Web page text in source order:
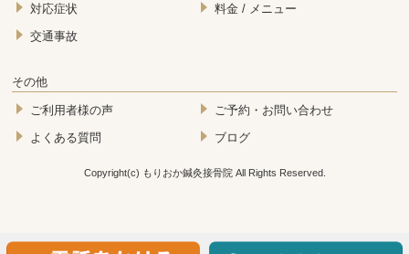
対応症状
料金 / メニュー
交通事故
その他
ご利用者様の声
ご予約・お問い合わせ
よくある質問
ブログ
Copyright(c) もりおか鍼灸接骨院 All Rights Reserved.